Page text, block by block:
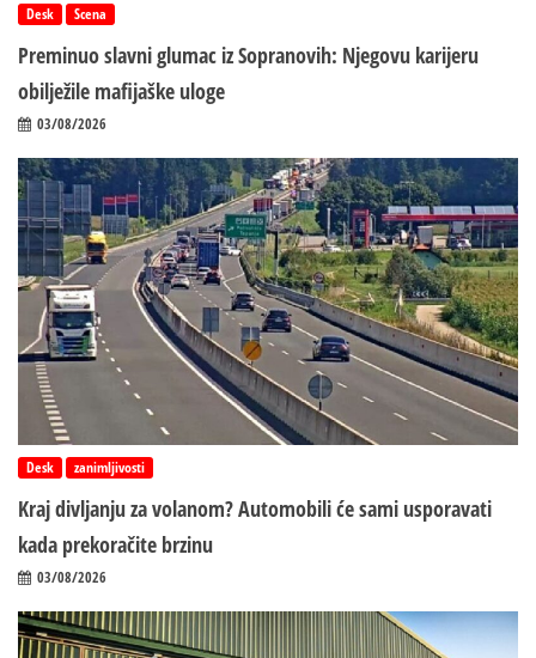
Desk Scena
Preminuo slavni glumac iz Sopranovih: Njegovu karijeru
obilježile mafijaške uloge
03/08/2026
Desk zanimljivosti
Kraj divljanju za volanom? Automobili će sami usporavati
kada prekoračite brzinu
03/08/2026